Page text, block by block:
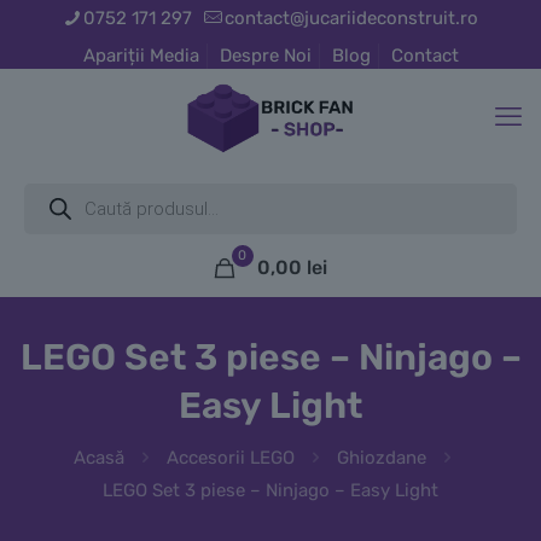
0752 171 297
contact@jucariideconstruit.ro
Apariții Media
Despre Noi Blog Contact
search
0
0,00 lei
LEGO Set 3 piese – Ninjago –
Easy Light
Acasă Accesorii LEGO
Ghiozdane
LEGO Set 3 piese – Ninjago – Easy Light